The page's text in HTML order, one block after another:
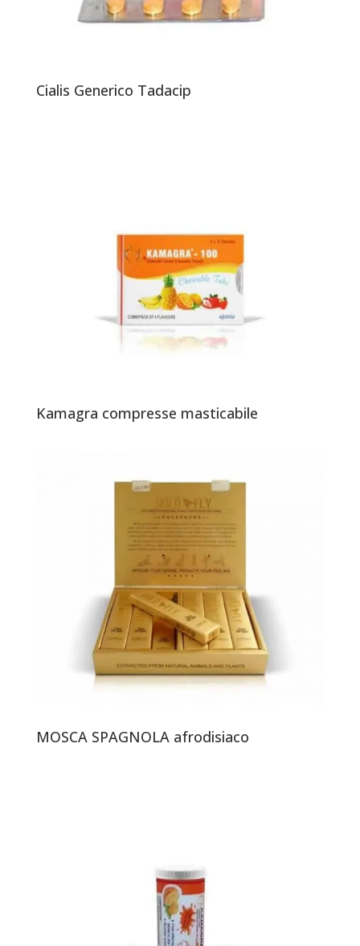
Cialis Generico Tadacip
Kamagra compresse masticabile
MOSCA SPAGNOLA afrodisiaco